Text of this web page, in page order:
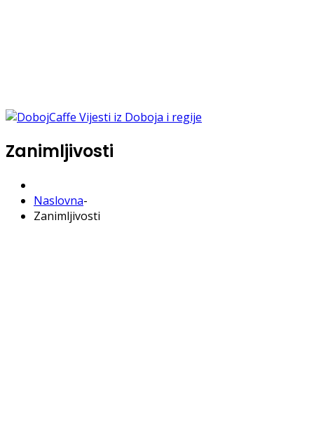
Zanimljivosti
Naslovna-
Zanimljivosti